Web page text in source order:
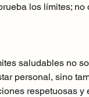
los límites; no
saludables no
personal, sino
respetuosas y